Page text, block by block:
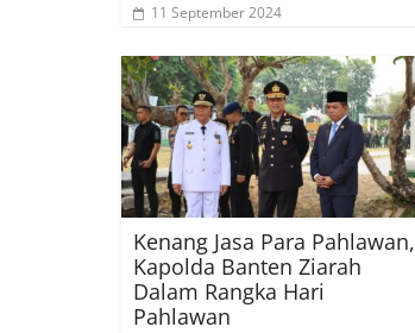
11 September 2024
Kenang Jasa Para Pahlawan,
Kapolda Banten Ziarah
Dalam Rangka Hari
Pahlawan